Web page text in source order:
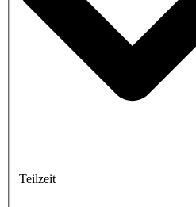
Teilzeit